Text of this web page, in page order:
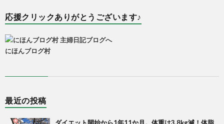
応援クリックありがとうございます♪
にほんブログ村
最近の投稿
ダイエット開始から1年11か月。体重は3.8kg減！体脂